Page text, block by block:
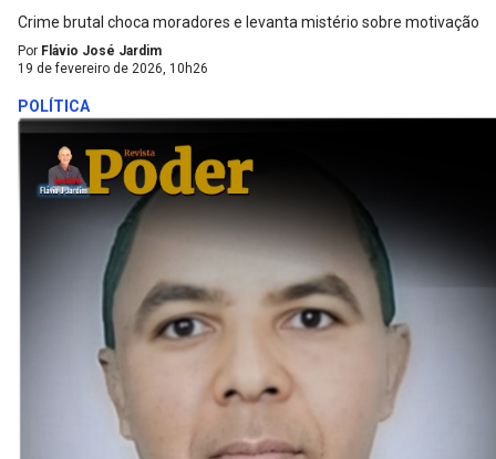
Crime brutal choca moradores e levanta mistério sobre motivação
Por Flávio José Jardim
19 de fevereiro de 2026, 10h26
POLÍTICA